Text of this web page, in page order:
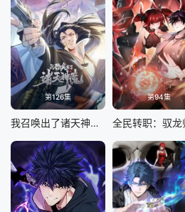
第126集
我召唤出了诸天神魔 动态漫画 第一季
第94集